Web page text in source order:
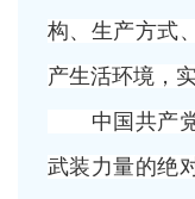
构、生产方式
产生活环境，
中国共产党
武装力量的绝